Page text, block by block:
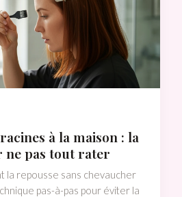
à la maison : la
ne pas tout rater
la repousse sans chevaucher
pas-à-pas pour éviter la